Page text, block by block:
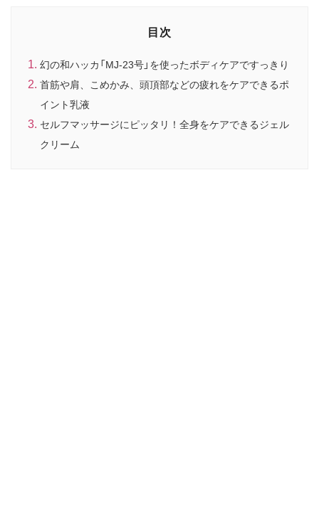
目次
幻の和ハッカ「MJ-23号」を使ったボディケアですっきり
首筋や肩、こめかみ、頭頂部などの疲れをケアできるポ
イント乳液
セルフマッサージにピッタリ！全身をケアできるジェル
クリーム